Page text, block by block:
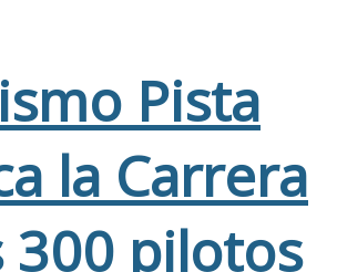
Pista
la Carrera
300 pilotos